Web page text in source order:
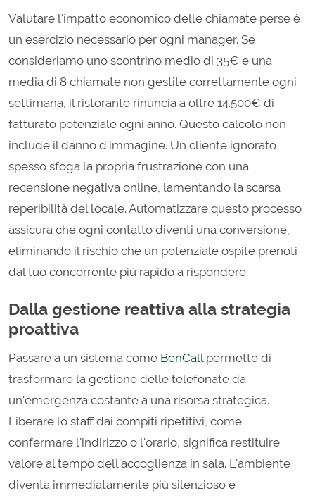
Valutare l'impatto economico delle chiamate perse è
un esercizio necessario per ogni manager. Se
consideriamo uno scontrino medio di 35€ e una
media di 8 chiamate non gestite correttamente ogni
settimana, il ristorante rinuncia a oltre 14.500€ di
fatturato potenziale ogni anno. Questo calcolo non
include il danno d'immagine. Un cliente ignorato
spesso sfoga la propria frustrazione con una
recensione negativa online, lamentando la scarsa
reperibilità del locale. Automatizzare questo processo
assicura che ogni contatto diventi una conversione,
eliminando il rischio che un potenziale ospite prenoti
dal tuo concorrente più rapido a rispondere.
Dalla gestione reattiva alla strategia
proattiva
Passare a un sistema come BenCallpermette di
trasformare la gestione delle telefonate da
un'emergenza costante a una risorsa strategica.
Liberare lo staff dai compiti ripetitivi, come
confermare l'indirizzo o l'orario, significa restituire
valore al tempo dell'accoglienza in sala. L'ambiente
diventa immediatamente più silenzioso e